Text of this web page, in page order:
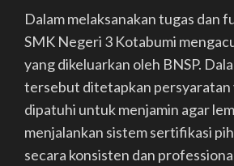
Dalam melaksanakan tugas dan
SMK Negeri 3 Kotabumi
yang dikeluarkan oleh BNSP.
tersebut ditetapkan persyaratan
dipatuhi untuk menjamin agar
menjalankan sistem sertifikasi
secara konsisten dan